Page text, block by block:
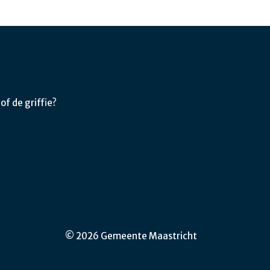
de griffie?
© 2026 Gemeente Maastricht